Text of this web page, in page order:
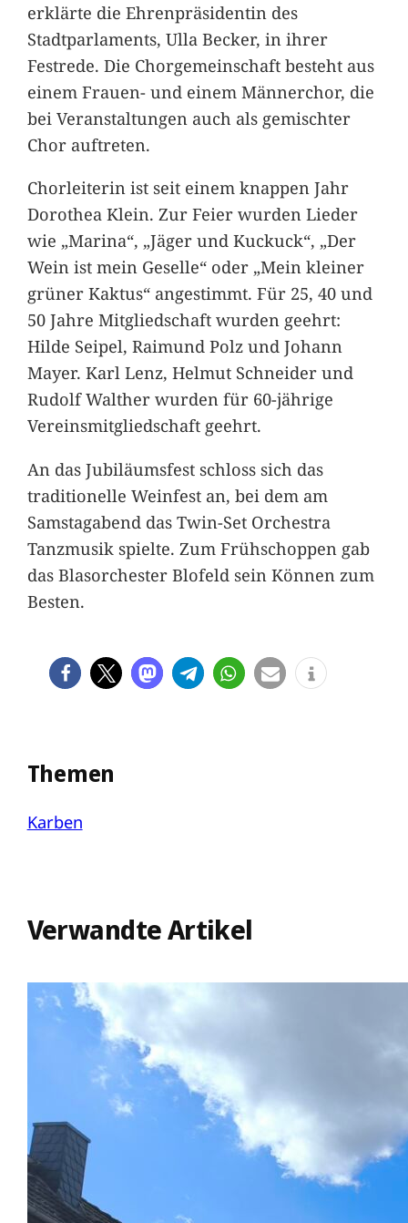
erklärte die Ehrenpräsidentin des
Stadtparlaments, Ulla Becker, in ihrer
Festrede. Die Chorgemeinschaft besteht aus
einem Frauen- und einem Männerchor, die
bei Veranstaltungen auch als gemischter
Chor auftreten.
Chorleiterin ist seit einem knappen Jahr
Dorothea Klein. Zur Feier wurden Lieder
wie „Marina“, „Jäger und Kuckuck“, „Der
Wein ist mein Geselle“ oder „Mein kleiner
grüner Kaktus“ angestimmt. Für 25, 40 und
50 Jahre Mitgliedschaft wurden geehrt:
Hilde Seipel, Raimund Polz und Johann
Mayer. Karl Lenz, Helmut Schneider und
Rudolf Walther wurden für 60-jährige
Vereinsmitgliedschaft geehrt.
An das Jubiläumsfest schloss sich das
traditionelle Weinfest an, bei dem am
Samstagabend das Twin-Set Orchestra
Tanzmusik spielte. Zum Frühschoppen gab
das Blasorchester Blofeld sein Können zum
Besten.
Themen
Karben
Verwandte Artikel